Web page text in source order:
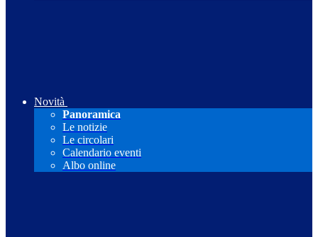
Novità
Panoramica
Le notizie
Le circolari
Calendario eventi
Albo online